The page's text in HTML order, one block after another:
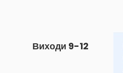
Виходи 9-12